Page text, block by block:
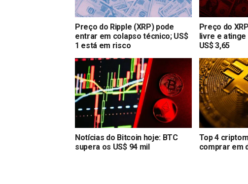
Preço do Ripple (XRP) pode
entrar em colapso técnico; US$
1 está em risco
Preço do
livre e atinge
US$ 3,65
Notícias do Bitcoin hoje: BTC
supera os US$ 94 mil
Top 4
comprar em